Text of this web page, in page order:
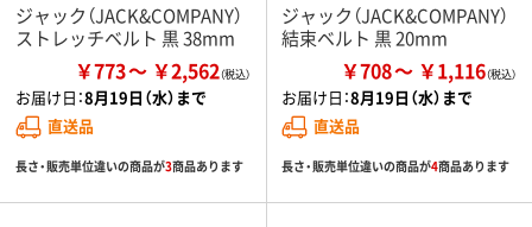
ジャック（JACK&COMPANY）
ストレッチベルト 黒 38mm
￥773 ￥2,562
お届け日：8月19日（水）まで
直送品
長さ・販売単位違いの商品が3商品あります
ジャック（JACK&COMPANY）
結束ベルト 黒 20mm
￥708 ￥1,116
お届け日：8月19日（水）まで
直送品
長さ・販売単位違いの商品が4商品あります